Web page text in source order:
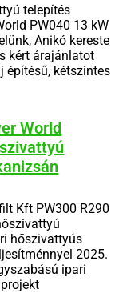
telepítés
PW040 13 kW
Anikó kereste
kért árajánlatot
építésű, kétszintes
World
Kft PW300 R290
hőszivattyús
2025.
ipari